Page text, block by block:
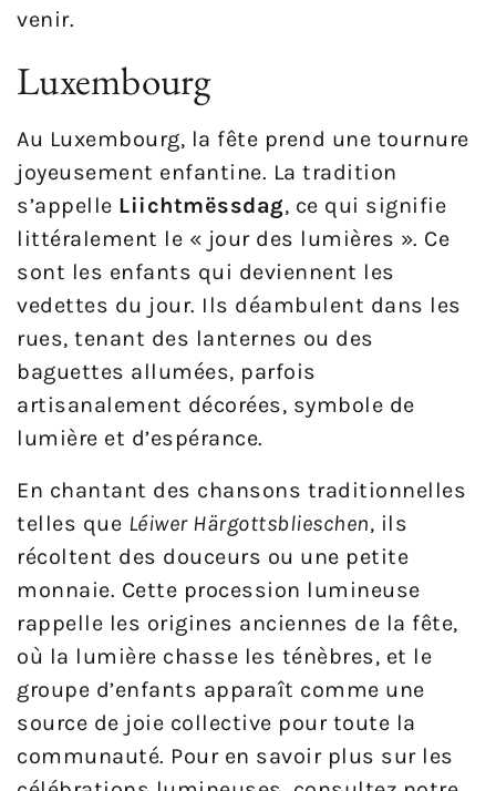
venir.
Luxembourg
Au Luxembourg, la fête prend une tournure
joyeusement enfantine. La tradition
s’appelle Liichtmëssdag, ce qui signifie
littéralement le « jour des lumières ». Ce
sont les enfants qui deviennent les
vedettes du jour. Ils déambulent dans les
rues, tenant des lanternes ou des
baguettes allumées, parfois
artisanalement décorées, symbole de
lumière et d’espérance.
En chantant des chansons traditionnelles
telles que Léiwer Härgottsblieschen, ils
récoltent des douceurs ou une petite
monnaie. Cette procession lumineuse
rappelle les origines anciennes de la fête,
où la lumière chasse les ténèbres, et le
groupe d’enfants apparaît comme une
source de joie collective pour toute la
communauté. Pour en savoir plus sur les